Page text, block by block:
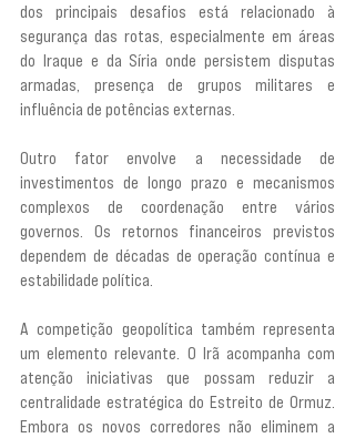
dos principais desafios está relacionado à
segurança das rotas, especialmente em áreas
do Iraque e da Síria onde persistem disputas
armadas, presença de grupos militares e
influência de potências externas.
Outro fator envolve a necessidade de
investimentos de longo prazo e mecanismos
complexos de coordenação entre vários
governos. Os retornos financeiros previstos
dependem de décadas de operação contínua e
estabilidade política.
A competição geopolítica também representa
um elemento relevante. O Irã acompanha com
atenção iniciativas que possam reduzir a
centralidade estratégica do Estreito de Ormuz.
Embora os novos corredores não eliminem a